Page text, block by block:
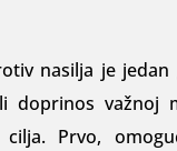
nasilja je
važnoj
Prvo,